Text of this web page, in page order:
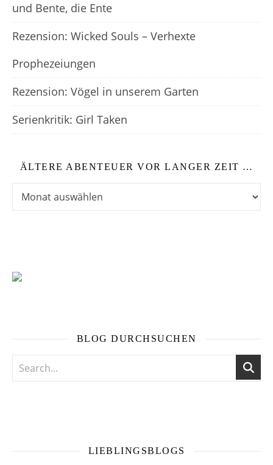
und Bente, die Ente
Rezension: Wicked Souls – Verhexte
Prophezeiungen
Rezension: Vögel in unserem Garten
Serienkritik: Girl Taken
ÄLTERE ABENTEUER VOR LANGER ZEIT …
BLOG DURCHSUCHEN
LIEBLINGSBLOGS